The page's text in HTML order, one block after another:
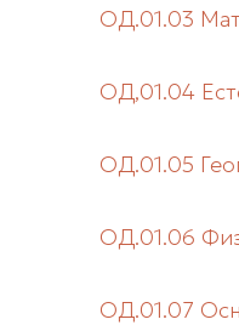
ОД.01.03
ОД,01.04
ОД.01.05
ОД.01.06
ОД.01.07